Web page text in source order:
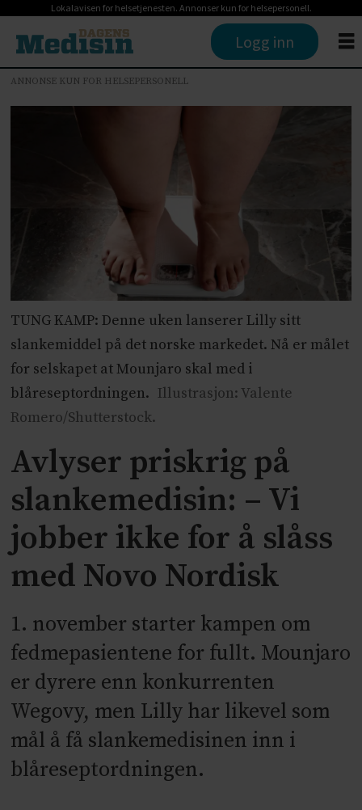
Lokalavisen for helsetjenesten. Annonser kun for helsepersonell.
Logg inn
ANNONSE KUN FOR HELSEPERSONELL
TUNG KAMP: Denne uken lanserer Lilly sitt
slankemiddel på det norske markedet. Nå er målet
for selskapet at Mounjaro skal med i
blåreseptordningen. Illustrasjon: Valente
Romero/Shutterstock.
Avlyser priskrig på
slankemedisin: – Vi
jobber ikke for å slåss
med Novo Nordisk
1. november starter kampen om
fedmepasientene for fullt. Mounjaro
er dyrere enn konkurrenten
Wegovy, men Lilly har likevel som
mål å få slankemedisinen inn i
blåreseptordningen.